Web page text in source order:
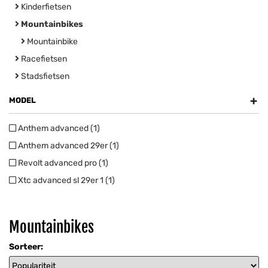
Kinderfietsen
Mountainbikes
Mountainbike
Racefietsen
Stadsfietsen
MODEL +
Anthem advanced (1)
Anthem advanced 29er (1)
Revolt advanced pro (1)
Xtc advanced sl 29er 1 (1)
Mountainbikes
Sorteer: